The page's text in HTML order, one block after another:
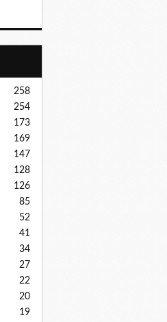
258
254
173
169
147
128
126
85
52
41
34
27
22
20
19